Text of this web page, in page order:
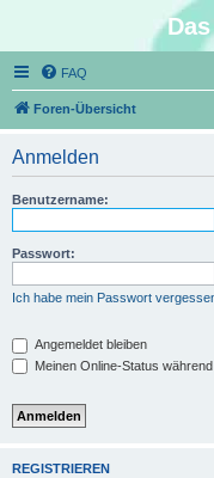
FAQ
Foren-Übersicht
Anmelden
Benutzername:
Passwort:
Ich habe mein Passwort
Angemeldet bleiben
Meinen Online-Status
REGISTRIEREN